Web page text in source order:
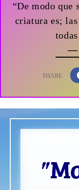
“De modo que
criatura es;
—